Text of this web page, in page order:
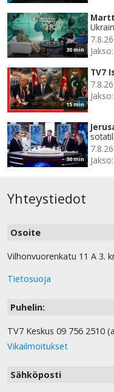
30 min
15 min
TV7
30 min
Yhteystiedot
Osoite
Vilhonvuorenkatu 11 A 3.
Tietosuoja
Puhelin:
TV7 Keskus 09 756 2510
Vikailmoitukset
Sähköposti